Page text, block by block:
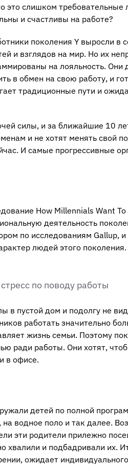
это слишком
и счастливы на работе?
поколения Y выросли в
и взглядов на мир. Но их
на лояльность. Они
в обмен на свою работу, и
традиционные пути и
силы, и за ближайшие 10
и не хотят менять свой
И самые прогрессивные
How Millennials Want
деятельность
по исследованиям Gallup, и
людей этого
по поводу работы
в пустой дом и подолгу не
работать значительно
жизнь семьи. Поэтому
ради работы. Они хотят,
в офисе.
детей по полной
водное поло и так далее.
эти родители прилежно
хвалили и подбадривали их.
ожидает